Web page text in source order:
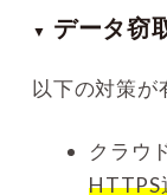
▼ データ窃
以下の対策が
クラウ
HTTPS